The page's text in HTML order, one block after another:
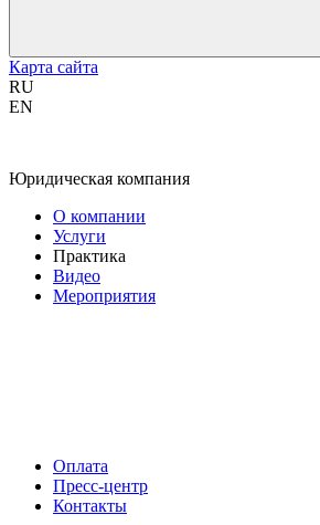
Карта сайта
RU
EN
Юридическая компания
О компании
Услуги
Практика
Видео
Мероприятия
Оплата
Пресс-центр
Контакты